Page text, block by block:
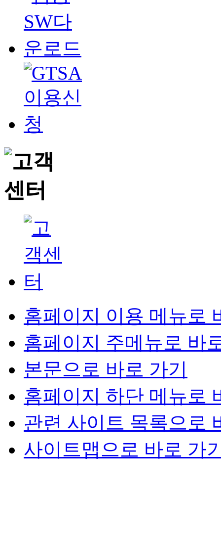
홈페이지 이용 메뉴로
홈페이지 주메뉴로 바
본문으로 바로 가기
홈페이지 하단 메뉴로
관련 사이트 목록으로
사이트맵으로 바로 가